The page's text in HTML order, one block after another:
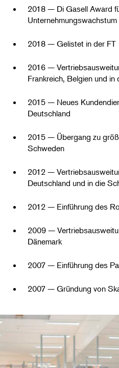
2018 — Di Gasell Award
Unternehmungswachstum
2018 — Gelistet in der FT
2016 —
Frankreich, Belgien und in
2015 — Neues
Deutschland
2015 — Übergang zu
Schweden
2012 —
Deutschland und in die
2012 — Einführung des
2009 —
Dänemark
2007 — Einführung des
2007 — Gründung von